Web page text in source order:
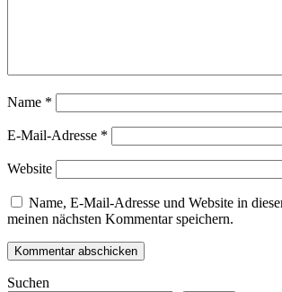
Name *
E-Mail-Adresse *
Website
Name, E-Mail-Adresse und Website in
meinen nächsten Kommentar speichern.
Suchen